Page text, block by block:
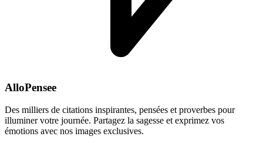
AlloPensee
Des milliers de citations inspirantes, pensées et proverbes pour
illuminer votre journée. Partagez la sagesse et exprimez vos
émotions avec nos images exclusives.